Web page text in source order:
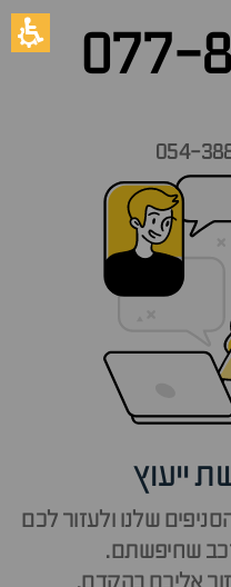
077-
ייעוץ
שלנו ולעזור לכם
שחיפשתם.